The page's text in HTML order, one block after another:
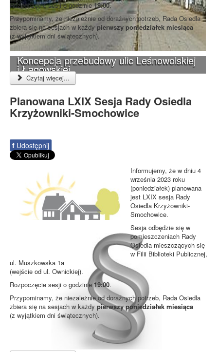
Koncepcja przebudowy ulic Leśnowolskiej
i Łagowskiej
Rozpoczęcie sesji o godzinie19:00.
Przypominamy, że niezależnie od doraźnych potrzeb, Rada Osiedla
zbiera się na sesjach w każdy pierwszy poniedziałek miesiąca
(z wyjątkiem dni świątecznych).
Czytaj więcej...
Planowana LXIX Sesja Rady Osiedla
Krzyżowniki-Smochowice
f Udostępnij
Informujemy, że w dniu 4
września 2023 roku
(poniedziałek) planowana
jest LXIX sesja Rady
Osiedla Krzyżowniki-
Smochowice.
Sesja odbędzie się w
pomieszczeniach Rady
Osiedla mieszczących się
w Filii Biblioteki Publicznej,
ul. Muszkowska 1a
(wejście od ul. Ownickiej).
Rozpoczęcie sesji o godzinie19:00.
Przypominamy, że niezależnie od doraźnych potrzeb, Rada Osiedla
zbiera się na sesjach w każdy pierwszy poniedziałek miesiąca
(z wyjątkiem dni świątecznych).